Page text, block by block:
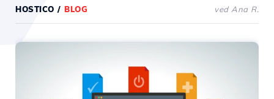
HOSTICO / BLOG ved Ana R.